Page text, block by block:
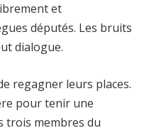
et
députés. Les bruits
dialogue.
regagner leurs places.
pour tenir une
trois membres du